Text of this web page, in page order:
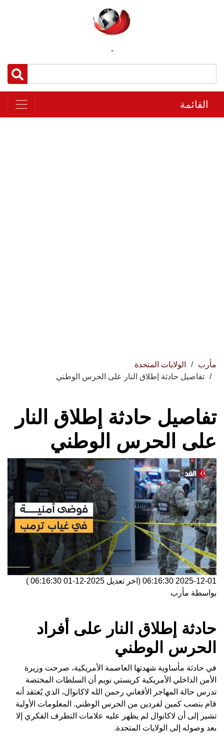
-
القائمة
مأرب
الولايات المتحدة
تفاصيل حادثة إطلاق النار على الحرس الوطني
تفاصيل حادثة إطلاق النار
على الحرس الوطني
2025-12-01 06:16:30 (اخر تعديل 2025-12-01 06:16:30
)
بواسطة مأرب
حادثة إطلاق النار على أفراد
الحرس الوطني
في حادثة مأساوية شهدتها العاصمة الأمريكية، صرحت وزيرة
الأمن الداخلي الأمريكية كريستي نويم أن السلطات المختصة
تدرس حالة المهاجر الأفغاني رحمن الله لاكانوال، الذي يُعتقد أنه
قام بنصب كمين لفردين من الحرس الوطني. المعلومات الأولية
تشير إلى أن لاكانوال لم يظهر عليه علامات التطرف الفكري إلا
بعد وصوله إلى الولايات المتحدة.